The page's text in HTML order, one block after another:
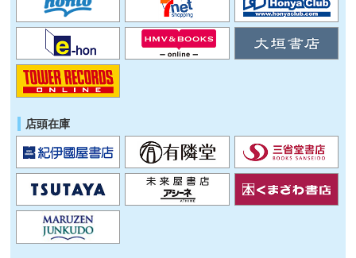
店頭在庫